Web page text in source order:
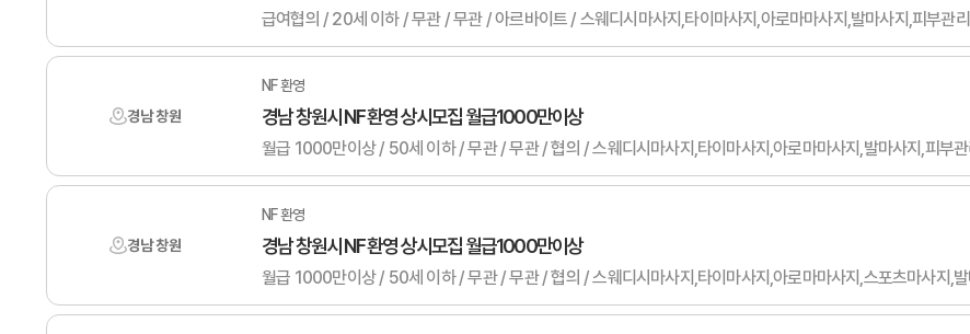
경남 창원
NF 환영
경남 창원시 NF 환영 상시모집 월급1000만이상
경남 창원
NF 환영
경남 창원시 NF 환영 상시모집 월급1000만이상